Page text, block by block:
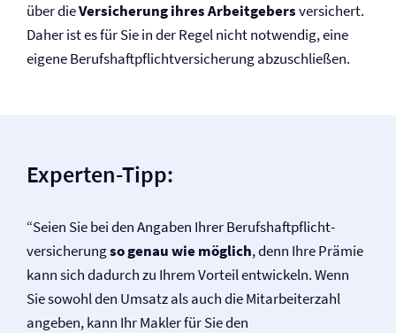
über dieVersicherung ihres Arbeitgebersversichert.
Daher ist es für Sie in der Regel nicht notwendig, eine
eigene Berufs­haftpflicht­versicherung abzuschließen.
Experten-Tipp:
“Seien Sie bei den Angaben Ihrer Berufs­haftpflicht­
versicherungso genau wie möglich, denn Ihre Prämie
kann sich dadurch zu Ihrem Vorteil entwickeln. Wenn
Sie sowohl den Umsatz als auch die Mitarbeiterzahl
angeben, kann Ihr Makler für Sie den